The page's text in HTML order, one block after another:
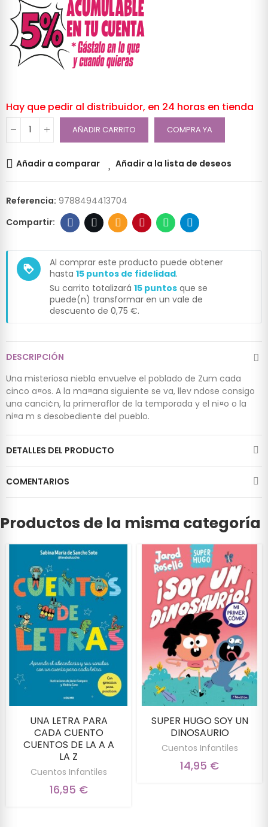
Hay que pedir al distribuidor, en 24 horas en tienda
AÑADIR CARRITO COMPRA YA
Añadir a comparar Añadir a la lista de deseos
Referencia: 9788494413704
loyalty
Al comprar este producto puede obtener
hasta 15 puntos de fidelidad.
Su carrito totalizará 15 puntos que se
puede(n) transformar en un vale de
descuento de 0,75 €.
DESCRIPCIÓN
Una misteriosa niebla envuelve el poblado de Zum cada
cinco a¤os. A la ma¤ana siguiente se va, llev ndose consigo
una canci¢n, la primeraflor de la temporada y el ni¤o o la
ni¤a m s desobediente del pueblo.
DETALLES DEL PRODUCTO
COMENTARIOS
Productos de la misma categoría
UNA LETRA PARA
CADA CUENTO
CUENTOS DE LA A A
LA Z
Cuentos Infantiles
16,95 €
SUPER HUGO SOY UN
DINOSAURIO
Cuentos Infantiles
14,95 €